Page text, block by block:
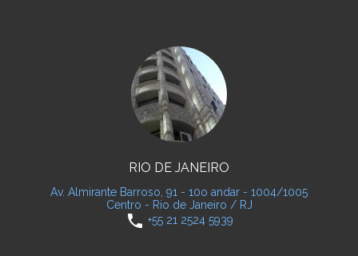
RIO DE JANEIRO
Av. Almirante Barroso, 91 - 10o andar - 1004/1005
Centro - Rio de Janeiro / RJ
phone +55 21 2524 5939